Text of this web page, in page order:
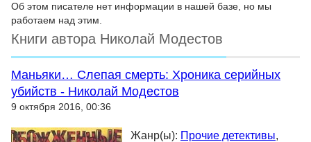
Об этом писателе нет информации в нашей базе, но мы
работаем над этим.
Книги автора Николай Модестов
Маньяки… Слепая смерть: Хроника серийных
убийств - Николай Модестов
9 октября 2016, 00:36
Жанр(ы): Прочие детективы,